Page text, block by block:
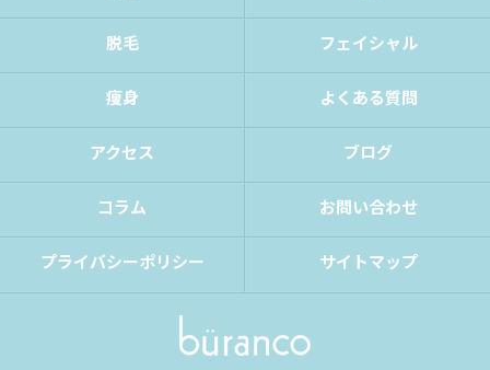
脱毛 フェイシャル
痩身 よくある質問
アクセス ブログ
コラム お問い合わせ
プライバシーポリシー サイトマップ